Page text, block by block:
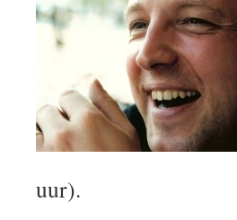
uur).